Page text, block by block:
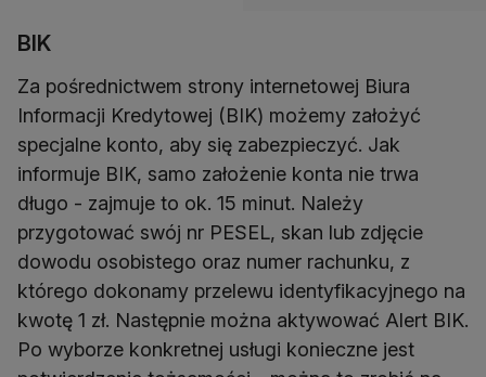
BIK
Za pośrednictwem strony internetowej Biura
Informacji Kredytowej (BIK) możemy założyć
specjalne konto, aby się zabezpieczyć. Jak
informuje BIK, samo założenie konta nie trwa
długo - zajmuje to ok. 15 minut. Należy
przygotować swój nr PESEL, skan lub zdjęcie
dowodu osobistego oraz numer rachunku, z
którego dokonamy przelewu identyfikacyjnego na
kwotę 1 zł. Następnie można aktywować Alert BIK.
Po wyborze konkretnej usługi konieczne jest